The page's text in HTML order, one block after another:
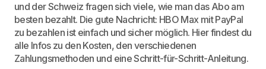
und der Schweiz fragen sich viele, wie man das Abo am
besten bezahlt. Die gute Nachricht: HBO Max mit PayPal
zu bezahlen ist einfach und sicher möglich. Hier findest du
alle Infos zu den Kosten, den verschiedenen
Zahlungsmethoden und eine Schritt-für-Schritt-Anleitung.